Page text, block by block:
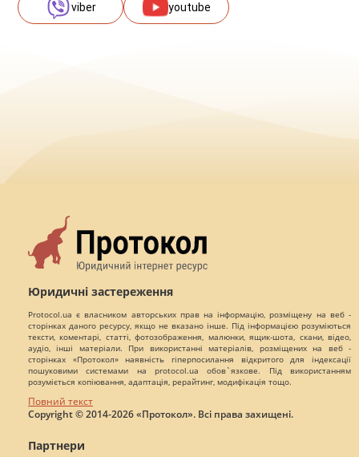
viber youtube
Юридичні застереження
Protocol.ua є власником авторських прав на інформацію, розміщену на веб -
сторінках даного ресурсу, якщо не вказано інше. Під інформацією розуміються
тексти, коментарі, статті, фотозображення, малюнки, ящик-шота, скани, відео,
аудіо, інші матеріали. При використанні матеріалів, розміщених на веб -
сторінках «Протокол» наявність гіперпосилання відкритого для індексації
пошуковими системами на protocol.ua обов`язкове. Під використанням
розуміється копіювання, адаптація, рерайтинг, модифікація тощо.
Повний текст
Copyright © 2014-2026 «Протокол». Всі права захищені.
Партнери